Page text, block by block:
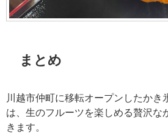
まとめ
川越市仲町に移転オープンしたかき
は、生のフルーツを楽しめる贅沢な
きます。